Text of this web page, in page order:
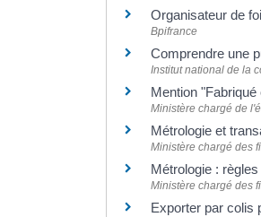
Organisateur de
Bpifrance
Comprendre une
Institut national de la
Mention "Fabriqué
Ministère chargé de
Métrologie et
Ministère chargé des
Métrologie :
Ministère chargé des
Exporter par colis